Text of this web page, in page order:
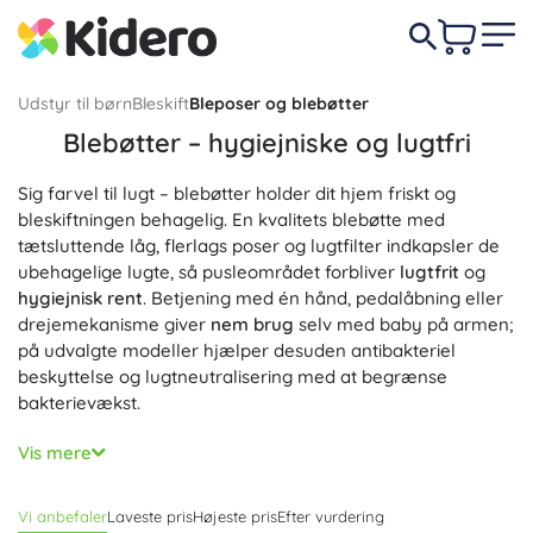
Udstyr til børnBleskiftBleposer og blebøtter
Blebøtter – hygiejniske og lugtfri
Sig farvel til lugt – blebøtter holder dit hjem friskt og
bleskiftningen behagelig. En kvalitets blebøtte med
tætsluttende låg, flerlags poser og lugtfilter indkapsler de
ubehagelige lugte, så pusleområdet forbliver lugtfrit og
hygiejnisk rent. Betjening med én hånd, pedalåbning eller
drejemekanisme giver nem brug selv med baby på armen;
på udvalgte modeller hjælper desuden antibakteriel
beskyttelse og lugtneutralisering med at begrænse
bakterievækst.
Vælg mellem forskellige størrelser og udførelser – fra
kompakte spande til badeværelset til store familievarianter
løsninger til universelle poser (også som ble-spand), som
Vis mere
Vi anbefalerLaveste prisHøjeste prisEfter vurdering